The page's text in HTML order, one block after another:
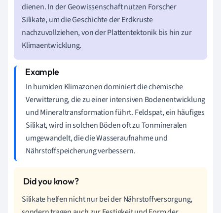
dienen. In der Geowissenschaft nutzen Forscher
Silikate, um die Geschichte der Erdkruste
nachzuvollziehen, von der Plattentektonik bis hin zur
Klimaentwicklung.
In humiden Klimazonen dominiert die chemische
Verwitterung, die zu einer intensiven Bodenentwicklung
und Mineraltransformation führt. Feldspat, ein häufiges
Silikat, wird in solchen Böden oft zu Tonmineralen
umgewandelt, die die Wasseraufnahme und
Nährstoffspeicherung verbessern.
Silikate helfen nicht nur bei der Nährstoffversorgung,